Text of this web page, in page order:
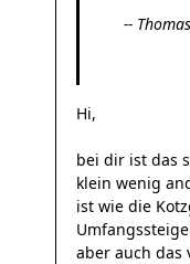
-- Thomas
Hi,
bei dir ist das
klein wenig
ist wie die
aber auch das